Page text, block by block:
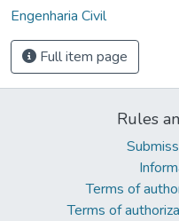
Engenharia Civil
Full item page
Rules
Terms of
Terms of